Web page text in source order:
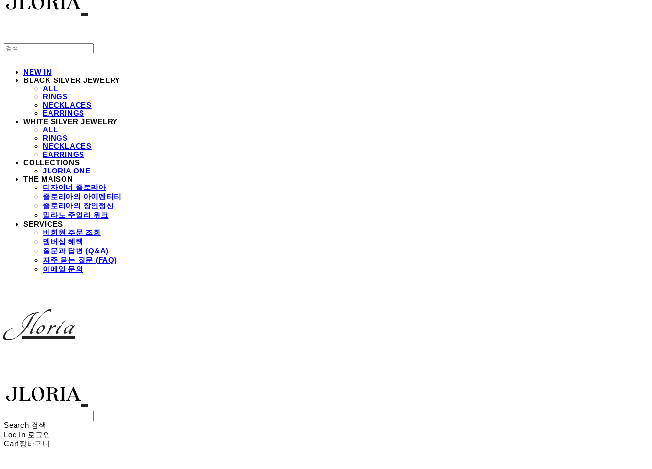
NEW IN
BLACK SILVER JEWELRY
ALL
RINGS
NECKLACES
EARRINGS
WHITE SILVER JEWELRY
ALL
RINGS
NECKLACES
EARRINGS
COLLECTIONS
JLORIA ONE
THE MAISON
디자이너 즐로리아
즐로리아의 아이덴티티
즐로리아의 장인정신
밀라노 주얼리 위크
SERVICES
비회원 주문 조회
멤버십 혜택
질문과 답변 (Q&A)
자주 묻는 질문 (FAQ)
이메일 문의
Jloria
Search 검색
Log In 로그인
Cart장바구니